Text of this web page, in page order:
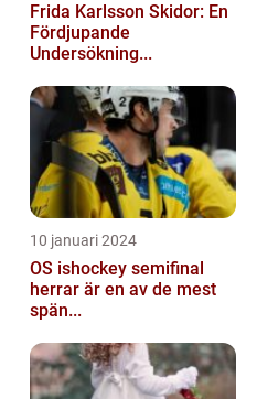
Frida Karlsson Skidor: En
Fördjupande
Undersökning...
10 januari 2024
OS ishockey semifinal
herrar är en av de mest
spän...